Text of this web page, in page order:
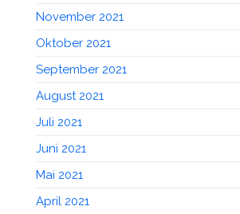
November 2021
Oktober 2021
September 2021
August 2021
Juli 2021
Juni 2021
Mai 2021
April 2021